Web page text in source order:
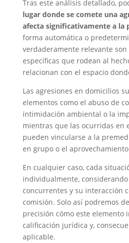
Tras este análisis detallado,
lugar donde se comete una
afecta significativamente a la
forma automática o
verdaderamente relevante
específicas que rodean al
relacionan con el espacio
Las agresiones en domicilios
elementos como el abuso de
intimidación ambiental o la
mientras que las ocurridas en
pueden vincularse a la
en grupo o el
En cualquier caso, cada
individualmente,
concurrentes y su interacción
comisión. Solo así podremos
precisión cómo este elemento
calificación jurídica y,
aplicable.